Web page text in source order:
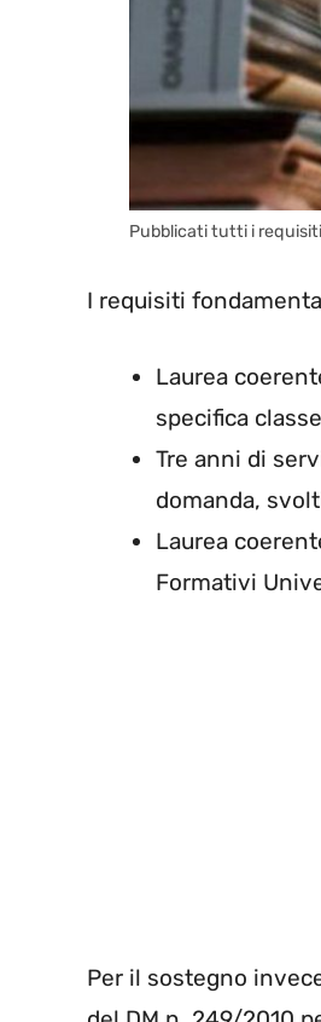
Pubblicati tutti i
I requisiti
Laurea
specifica
Tre anni di
domanda,
Laurea
Formativi
Per il sostegno